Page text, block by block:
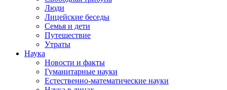
Люди
Лицейские беседы
Семья и дети
Путешествие
Утраты
Наука
Новости и факты
Гуманитарные науки
Естественно-математические науки